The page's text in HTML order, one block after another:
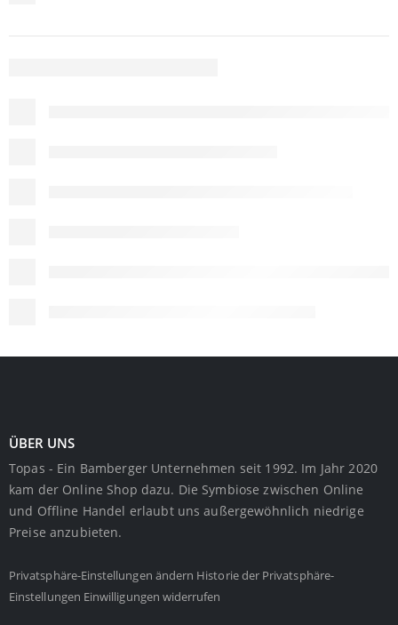
ÜBER UNS
Topas - Ein Bamberger Unternehmen seit 1992. Im Jahr 2020
kam der Online Shop dazu. Die Symbiose zwischen Online
und Offline Handel erlaubt uns außergewöhnlich niedrige
Preise anzubieten.
Privatsphäre-Einstellungen ändern Historie der Privatsphäre-
Einstellungen Einwilligungen widerrufen